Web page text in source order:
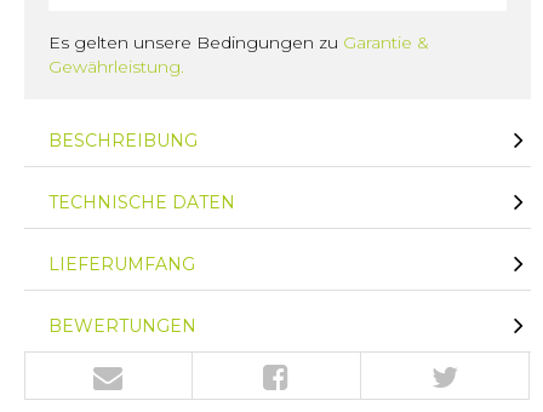
Es gelten unsere Bedingungen zu Garantie &
Gewährleistung.
BESCHREIBUNG
TECHNISCHE DATEN
LIEFERUMFANG
BEWERTUNGEN